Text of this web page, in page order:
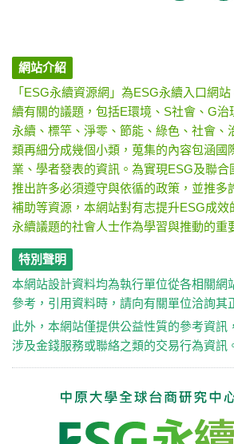
網站介紹
「ESG永續資源網」為ESG永續入口網
續有關的議題，包括E環境、S社會、G治
永續、標竿、淨零、節能、綠色、社會、
類再細分成幾個小類，蒐集的內容包涵國
業、學者發表的資訊。為實現ESG及聯
推出許多必須遵守與依循的政策，並推多
補助等資源，本網站對有志提升ESG成效
永續議題的社會人士作為學習與推動的重
特別聲明
本網站設計資料均為執行單位從各相關網
參考，引用資料時，請向有關單位洽詢其
此外，本網站僅提供公益性質的參考資訊
涉及金錢服務或聯絡之類的交易行為資訊